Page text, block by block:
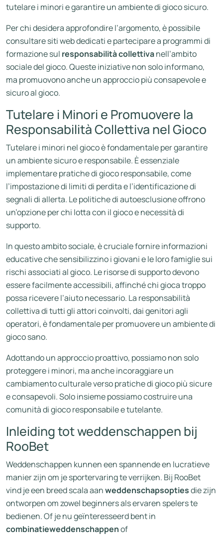
tutelare i minori e garantire un ambiente di gioco sicuro.
Per chi desidera approfondire l’argomento, è possibile
consultare siti web dedicati e partecipare a programmi di
formazione sul responsabilità collettivanell’ambito
sociale del gioco. Queste iniziative non solo informano,
ma promuovono anche un approccio più consapevole e
sicuro al gioco.
Tutelare i Minori e Promuovere la
Responsabilità Collettiva nel Gioco
Tutelare i minori nel gioco è fondamentale per garantire
un ambiente sicuro e responsabile. È essenziale
implementare pratiche di gioco responsabile, come
l’impostazione di limiti di perdita e l’identificazione di
segnali di allerta. Le politiche di autoesclusione offrono
un’opzione per chi lotta con il gioco e necessità di
supporto.
In questo ambito sociale, è cruciale fornire informazioni
educative che sensibilizzino i giovani e le loro famiglie sui
rischi associati al gioco. Le risorse di supporto devono
essere facilmente accessibili, affinché chi gioca troppo
possa ricevere l’aiuto necessario. La responsabilità
collettiva di tutti gli attori coinvolti, dai genitori agli
operatori, è fondamentale per promuovere un ambiente di
gioco sano.
Adottando un approccio proattivo, possiamo non solo
proteggere i minori, ma anche incoraggiare un
cambiamento culturale verso pratiche di gioco più sicure
e consapevoli. Solo insieme possiamo costruire una
comunità di gioco responsabile e tutelante.
Inleiding tot weddenschappen bij
RooBet
Weddenschappen kunnen een spannende en lucratieve
manier zijn om je sportervaring te verrijken. Bij RooBet
vind je een breed scala aanweddenschapsoptiesdie zijn
ontworpen om zowel beginners als ervaren spelers te
bedienen. Of je nu geïnteresseerd bent in
combinatieweddenschappenof